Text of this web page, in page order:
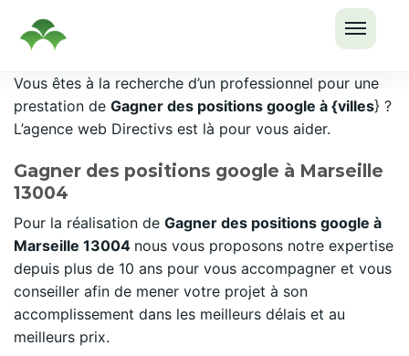
LE
Passer
au
contenu
Vous êtes à la recherche d’un professionnel pour une
prestation de Gagner des positions google à {villes} ?
L’agence web Directivs est là pour vous aider.
Gagner des positions google à Marseille
13004
Pour la réalisation de Gagner des positions google à
Marseille 13004 nous vous proposons notre expertise
depuis plus de 10 ans pour vous accompagner et vous
conseiller afin de mener votre projet à son
accomplissement dans les meilleurs délais et au
meilleurs prix.